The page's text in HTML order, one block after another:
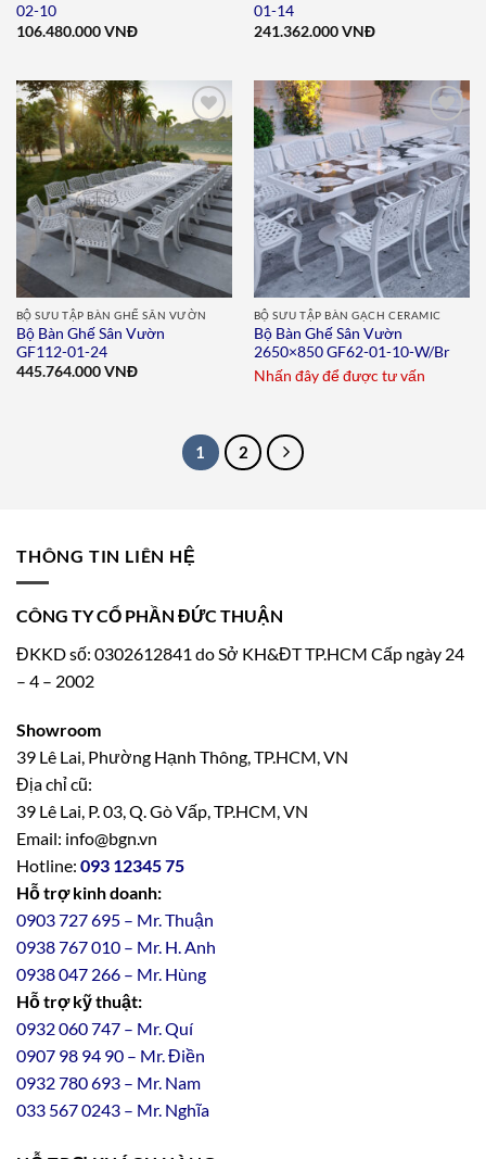
02-10
106.480.000VNĐ
01-14
241.362.000VNĐ
Add to
wishlist
BỘ SƯU TẬP BÀN GHẾ SÂN VƯỜN
Bộ Bàn Ghế Sân Vườn
GF112-01-24
445.764.000VNĐ
Add to
wishlist
BỘ SƯU TẬP BÀN GẠCH CERAMIC
Bộ Bàn Ghế Sân Vườn
2650×850 GF62-01-10-W/Br
Nhấn đây để được tư vấn
1 2
THÔNG TIN LIÊN HỆ
CÔNG TY CỔ PHẦN ĐỨC THUẬN
ĐKKD số: 0302612841 do Sở KH&ĐT TP.HCM Cấp ngày 24
– 4 – 2002
Showroom
39 Lê Lai, Phường Hạnh Thông, TP.HCM, VN
Địa chỉ cũ:
39 Lê Lai, P. 03, Q. Gò Vấp, TP.HCM, VN
Email: info@bgn.vn
Hotline: 093 12345 75
Hỗ trợ kinh doanh:
0903 727 695 – Mr. Thuận
0938 767 010 – Mr. H. Anh
0938 047 266 – Mr. Hùng
Hỗ trợ kỹ thuật:
0932 060 747 – Mr. Quí
0907 98 94 90 – Mr. Điền
0932780693 – Mr. Nam
033 567 0243 – Mr. Nghĩa